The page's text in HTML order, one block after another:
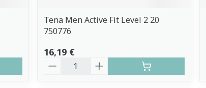
Tena Men Active Fit Level 2 20
750776
16,19 €
Quantité